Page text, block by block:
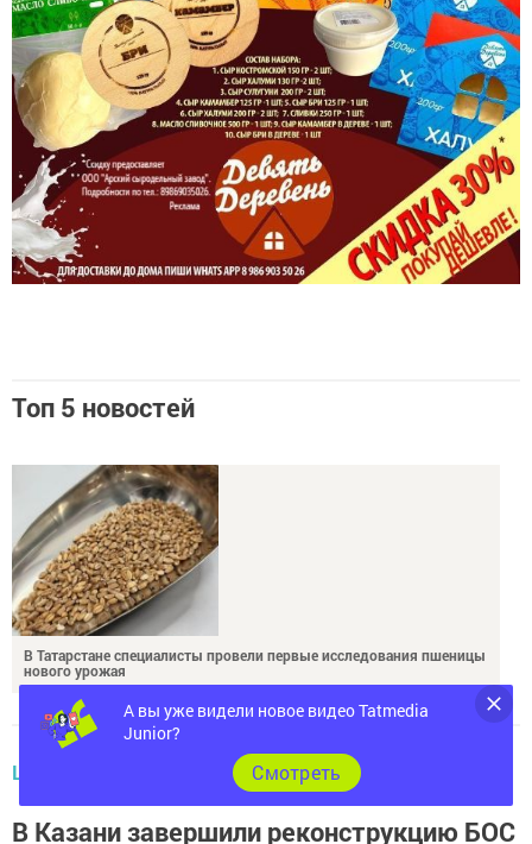
Топ 5 новостей
В Татарстане специалисты провели первые исследования пшеницы
нового урожая
ЦЕНТРАЛЬНЫЕ НОВОСТИ
В Казани завершили реконструкцию БОС
А вы уже видели новое видео Tatmedia
Junior?
Cмотреть